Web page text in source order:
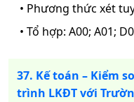
• Phương thức xét
• Tổ hợp: A00; A01;
37. Kế toán – Kiểm
trình LKĐT với